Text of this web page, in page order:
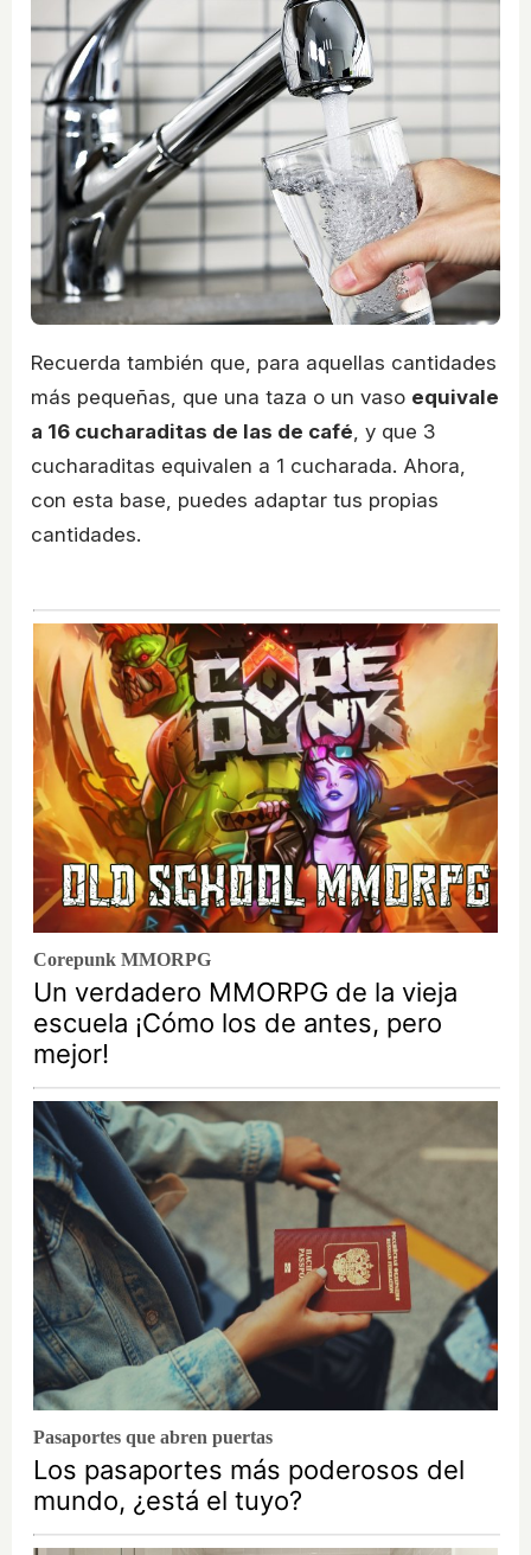
Recuerda también que, para aquellas cantidades
más pequeñas, que una taza o un vaso equivale
a 16 cucharaditas de las de café, y que 3
cucharaditas equivalen a 1 cucharada. Ahora,
con esta base, puedes adaptar tus propias
cantidades.
Corepunk MMORPG
Un verdadero MMORPG de la vieja
escuela ¡Cómo los de antes, pero
mejor!
Pasaportes que abren puertas
Los pasaportes más poderosos del
mundo, ¿está el tuyo?